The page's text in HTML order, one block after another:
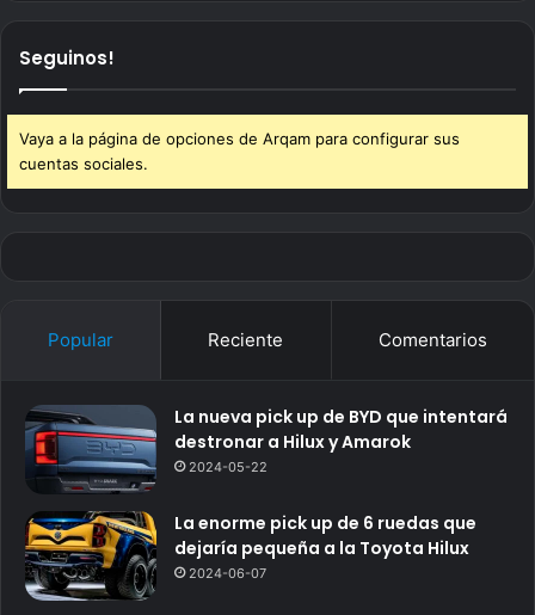
Seguinos!
Vaya a la página de opciones de Arqam para configurar sus
cuentas sociales.
Popular Reciente Comentarios
La nueva pick up de BYD que intentará
destronar a Hilux y Amarok
2024-05-22
La enorme pick up de 6 ruedas que
dejaría pequeña a la Toyota Hilux
2024-06-07